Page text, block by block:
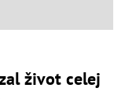
život celej